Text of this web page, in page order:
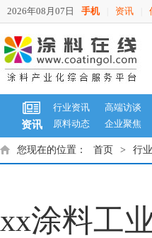
2026年08月07日 手机 资讯
资讯
行业资讯
高端访谈
原料动态
企业聚焦
您现在的位置： 首页 > 行
xx涂料工